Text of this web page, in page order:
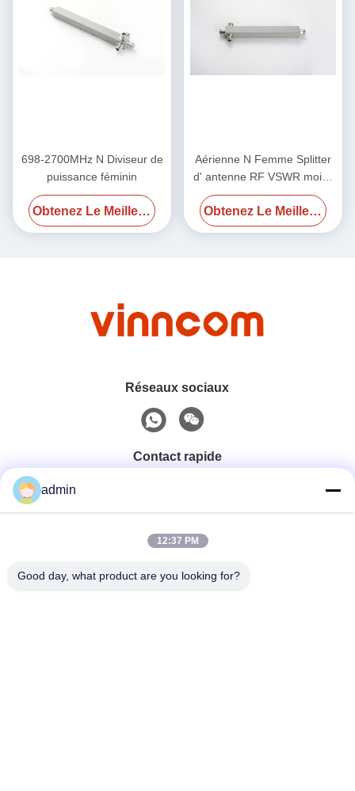
698-2700MHz N Diviseur de
puissance féminin
Obtenez Le Meilleur Prix
Aérienne N Femme Splitter
d' antenne RF VSWR moins
1,25 / moins 1,3 700-
4000MHz
Obtenez Le Meilleur Prix
Réseaux sociaux
Contact rapide
0086-551-65396351
E-Mail
admin
12:37 PM
Good day, what product are you looking for?